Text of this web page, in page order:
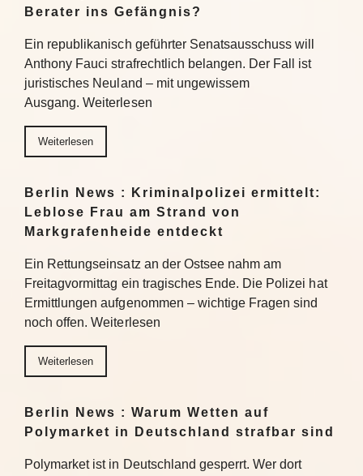
Berater ins Gefängnis?
Ein republikanisch geführter Senatsausschuss will
Anthony Fauci strafrechtlich belangen. Der Fall ist
juristisches Neuland – mit ungewissem
Ausgang. Weiterlesen
Weiterlesen
Berlin News : Kriminalpolizei ermittelt:
Leblose Frau am Strand von
Markgrafenheide entdeckt
Ein Rettungseinsatz an der Ostsee nahm am
Freitagvormittag ein tragisches Ende. Die Polizei hat
Ermittlungen aufgenommen – wichtige Fragen sind
noch offen. Weiterlesen
Weiterlesen
Berlin News : Warum Wetten auf
Polymarket in Deutschland strafbar sind
Polymarket ist in Deutschland gesperrt. Wer dort